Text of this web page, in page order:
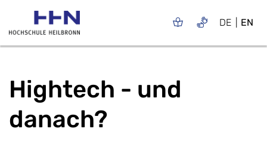
DE EN
Hightech - und
danach?